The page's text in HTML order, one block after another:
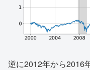
逆に2012年から2016